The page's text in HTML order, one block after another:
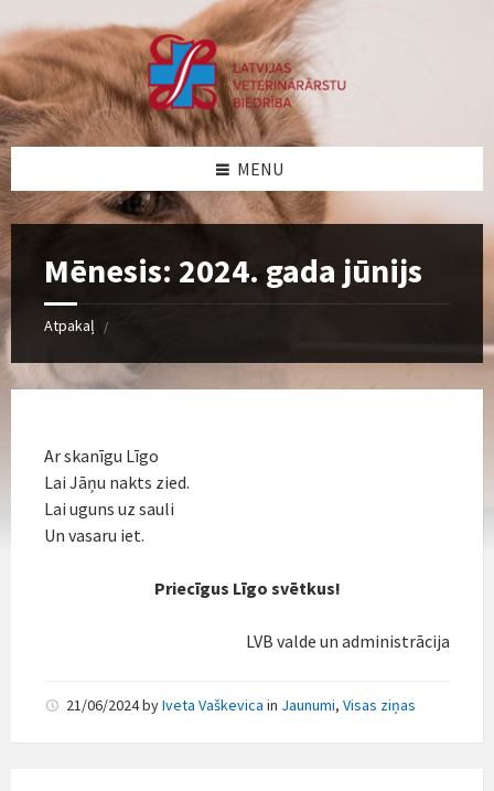
to
content
to
left
sidebar
to
right
sidebar
to
footer
MENU
Mēnesis: 2024. gada jūnijs
Atpakaļ /
Ar skanīgu Līgo
Lai Jāņu nakts zied.
Lai uguns uz sauli
Un vasaru iet.
Priecīgus Līgo svētkus!
LVB valde un administrācija
21/06/2024byIveta Vaškevica in Jaunumi, Visas ziņas